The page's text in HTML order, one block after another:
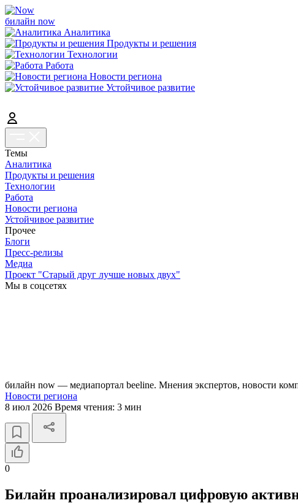
билайн now
Аналитика
Продукты и решения
Технологии
Работа
Новости региона
Устойчивое развитие
Темы
Аналитика
Продукты и решения
Технологии
Работа
Новости региона
Устойчивое развитие
Прочее
Блоги
Пресс-релизы
Медиа
Проект "Старый друг лучше новых двух"
Мы в соцсетях
билайн now — медиапортал beeline. Мнения экспертов, новости
Новости региона
8 июл 2026 Время чтения: 3 мин
0
Билайн проанализировал цифровую